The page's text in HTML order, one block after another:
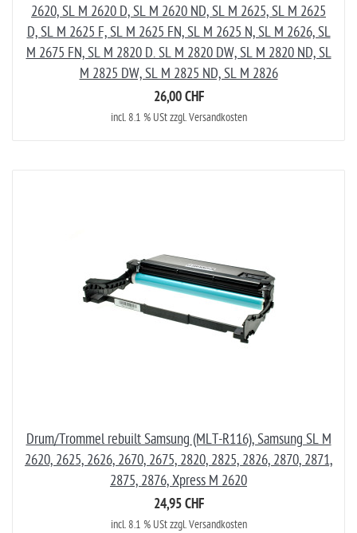
2620, SL M 2620 D, SL M 2620 ND, SL M 2625, SL M 2625
D, SL M 2625 F, SL M 2625 FN, SL M 2625 N, SL M 2626, SL
M 2675 FN, SL M 2820 D. SL M 2820 DW, SL M 2820 ND, SL
M 2825 DW, SL M 2825 ND, SL M 2826
26,00 CHF
incl. 8.1 % USt zzgl. Versandkosten
Drum/Trommel rebuilt Samsung (MLT-R116), Samsung SL M
2620, 2625, 2626, 2670, 2675, 2820, 2825, 2826, 2870, 2871,
2875, 2876, Xpress M 2620
24,95 CHF
incl. 8.1 % USt zzgl. Versandkosten